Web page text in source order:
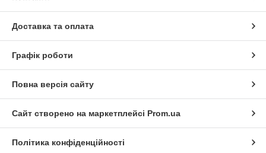
Доставка та оплата
Графік роботи
Повна версія сайту
Сайт створено на маркетплейсі Prom.ua
Політика конфіденційності